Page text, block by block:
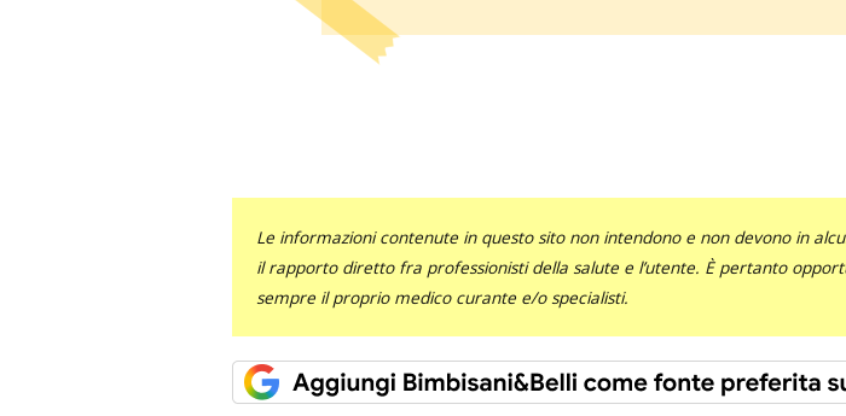
Le informazioni contenute in questo sito non intendono e non devono in
il rapporto diretto fra professionisti della salute e l’utente. È pertanto
sempre il proprio medico curante e/o specialisti.